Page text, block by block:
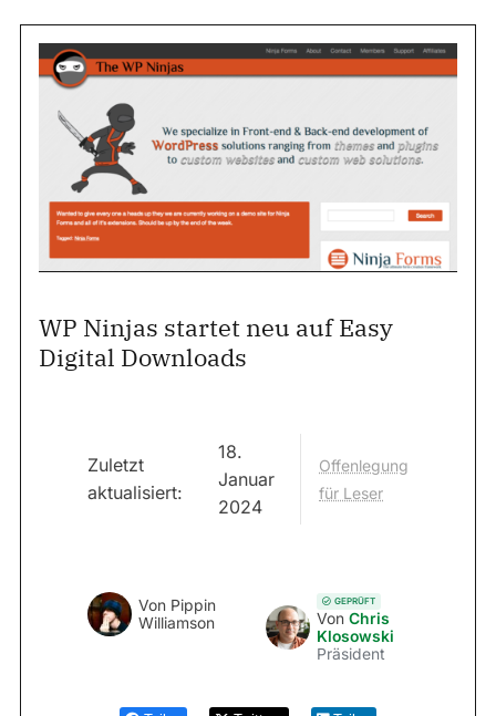
WP Ninjas startet neu auf Easy
Digital Downloads
Zuletzt
aktualisiert:
18.
Januar
2024
Offenlegung
für Leser
Von Pippin
Williamson
GEPRÜFT
Von Chris
Klosowski
Präsident